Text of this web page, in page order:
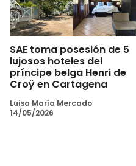
SAE toma posesión de 5
lujosos hoteles del
príncipe belga Henri de
Croÿ en Cartagena
Luisa María Mercado
14/05/2026